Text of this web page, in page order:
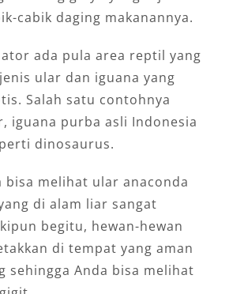
cabik daging makanannya.
ada pula area reptil yang
ular dan iguana yang
Salah satu contohnya
iguana purba asli Indonesia
dinosaurus.
bisa melihat ular anaconda
di alam liar sangat
begitu, hewan-hewan
di tempat yang aman
sehingga Anda bisa melihat